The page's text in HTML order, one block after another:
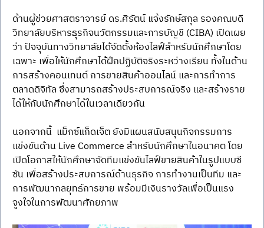
ด้านผู้ช่วยศาสตราจารย์ ดร.ศิรัตน์ แจ้งรักษ์สกุล รองคณบดี
วิทยาลัยบริหารธุรกิจนวัตกรรมและการบัญชี (CIBA) เปิดเผย
ว่า ปัจจุบันทางวิทยาลัยได้จัดตั้งห้องไลฟ์สำหรับนักศึกษาโดย
เฉพาะ เพื่อให้นักศึกษาได้ฝึกปฏิบัติจริงระหว่างเรียน ทั้งในด้าน
การสร้างคอนเทนต์ การขายสินค้าออนไลน์ และการทำการ
ตลาดดิจิทัล ซึ่งสามารถสร้างประสบการณ์จริง และสร้างราย
ได้ให้กับนักศึกษาได้ในเวลาเดียวกัน
นอกจากนี้  แม็กซ์แก็ดเจ็ต ยังมีแผนสนับสนุนกิจกรรมการ
แข่งขันด้าน Live Commerce สำหรับนักศึกษาในอนาคต โดย
เปิดโอกาสให้นักศึกษาจัดทีมแข่งขันไลฟ์ขายสินค้าในรูปแบบซี
ซัน เพื่อสร้างประสบการณ์ด้านธุรกิจ การทำงานเป็นทีม และ
การพัฒนากลยุทธ์การขาย พร้อมมีเงินรางวัลเพื่อเป็นแรง
จูงใจในการพัฒนาศักยภาพ